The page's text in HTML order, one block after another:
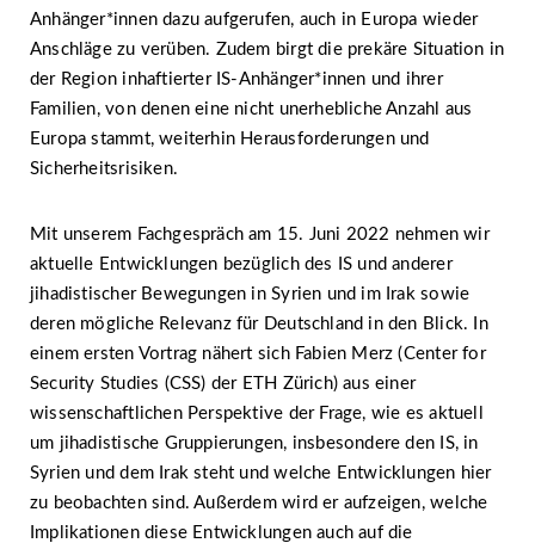
Anhänger*innen dazu aufgerufen, auch in Europa wieder
Anschläge zu verüben. Zudem birgt die prekäre Situation in
der Region inhaftierter IS-Anhänger*innen und ihrer
Familien, von denen eine nicht unerhebliche Anzahl aus
Europa stammt, weiterhin Herausforderungen und
Sicherheitsrisiken.
Mit unserem Fachgespräch am 15. Juni 2022 nehmen wir
aktuelle Entwicklungen bezüglich des IS und anderer
jihadistischer Bewegungen in Syrien und im Irak sowie
deren mögliche Relevanz für Deutschland in den Blick. In
einem ersten Vortrag nähert sich Fabien Merz (Center for
Security Studies (CSS) der ETH Zürich) aus einer
wissenschaftlichen Perspektive der Frage, wie es aktuell
um jihadistische Gruppierungen, insbesondere den IS, in
Syrien und dem Irak steht und welche Entwicklungen hier
zu beobachten sind. Außerdem wird er aufzeigen, welche
Implikationen diese Entwicklungen auch auf die